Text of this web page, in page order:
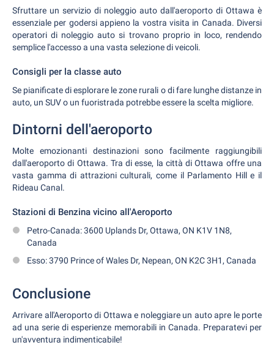
Sfruttare un servizio di noleggio auto dall'aeroporto di Ottawa è
essenziale per godersi appieno la vostra visita in Canada. Diversi
operatori di noleggio auto si trovano proprio in loco, rendendo
semplice l'accesso a una vasta selezione di veicoli.
Consigli per la classe auto
Se pianificate di esplorare le zone rurali o di fare lunghe distanze in
auto, un SUV o un fuoristrada potrebbe essere la scelta migliore.
Dintorni dell'aeroporto
Molte emozionanti destinazioni sono facilmente raggiungibili
dall'aeroporto di Ottawa. Tra di esse, la città di Ottawa offre una
vasta gamma di attrazioni culturali, come il Parlamento Hill e il
Rideau Canal.
Stazioni di Benzina vicino all'Aeroporto
Petro-Canada: 3600 Uplands Dr, Ottawa, ON K1V 1N8,
Canada
Esso: 3790 Prince of Wales Dr, Nepean, ON K2C 3H1, Canada
Conclusione
Arrivare all'Aeroporto di Ottawa e noleggiare un auto apre le porte
ad una serie di esperienze memorabili in Canada. Preparatevi per
un'avventura indimenticabile!